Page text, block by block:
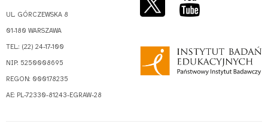
UL. GÓRCZEWSKA 8
01-180 WARSZAWA
TEL.: (22) 24-17-100
NIP: 5250008695
REGON: 000178235
AE: PL-72330-81243-EGRAW-28